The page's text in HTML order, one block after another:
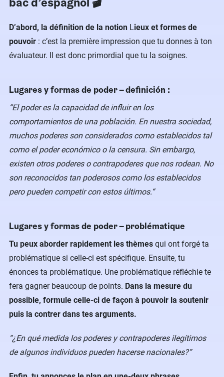
D’abord, la définition de la notion Lieux et formes de
pouvoir : c’est la première impression que tu donnes à ton
évaluateur. Il est donc primordial que tu la soignes.
Lugares y formas de poder – definición :
“El poder es la capacidad de influir en los
comportamientos de una población. En nuestra sociedad,
muchos poderes son considerados como establecidos tal
como el poder económico o la censura. Sin embargo,
existen otros poderes o contrapoderes que nos rodean. No
son reconocidos tan poderosos como los establecidos
pero pueden competir con estos últimos.“
Lugares y formas de poder – problématique
Tu peux aborder rapidement les thèmes qui ont forgé ta
problématique si celle-ci est spécifique. Ensuite, tu
énonces ta problématique. Une problématique réfléchie te
fera gagner beaucoup de points. Dans la mesure du
possible, formule celle-ci de façon à pouvoir la soutenir
puis la contrer dans tes arguments.
“¿En qué medida los poderes y contrapoderes ilegítimos
de algunos individuos pueden hacerse nacionales?”